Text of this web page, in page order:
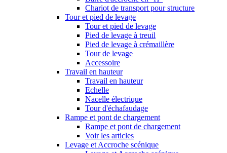
Chariot de transport pour structure
Tour et pied de levage
Tour et pied de levage
Pied de levage à treuil
Pied de levage à crémaillère
Tour de levage
Accessoire
Travail en hauteur
Travail en hauteur
Echelle
Nacelle électrique
Tour d'échafaudage
Rampe et pont de chargement
Rampe et pont de chargement
Voir les articles
Levage et Accroche scénique